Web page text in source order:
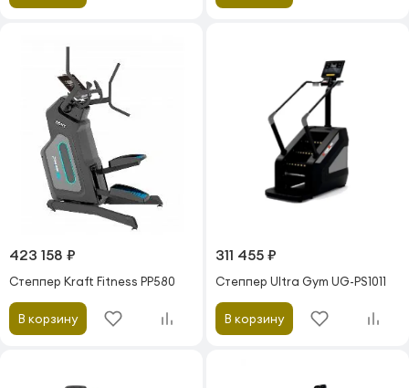
423 158 ₽
Степпер Kraft Fitness PP580
В корзину
311 455 ₽
Степпер Ultra Gym UG-PS1011
В корзину